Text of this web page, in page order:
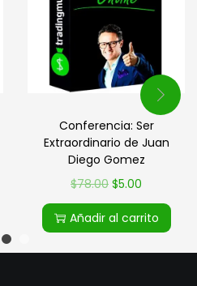
Conferencia: Ser
Extraordinario de Juan
Diego Gomez
$78.00 $5.00
Añadir al carrito